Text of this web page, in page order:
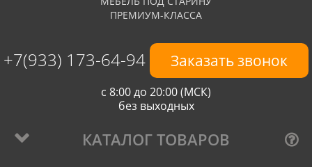
ПРЕМИУМ-КЛАССА
+7(933) 173-64-94 Заказать звонок
с 8:00 до 20:00 (МСК)
без выходных
КАТАЛОГ ТОВАРОВ